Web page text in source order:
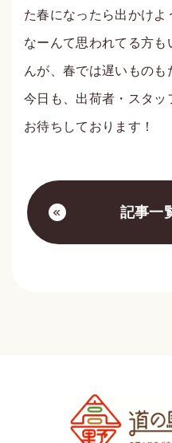
た春になったら出かけ
なーんて思われてる方
んが、春では遅いもの
今日も、出荷者・スタッ
お待ちしております！
記事一